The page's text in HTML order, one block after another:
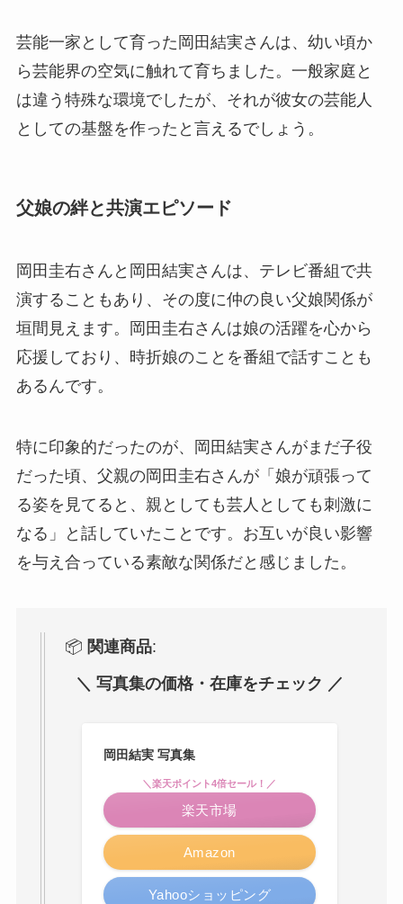
芸能一家として育った岡田結実さんは、幼い頃か
ら芸能界の空気に触れて育ちました。一般家庭と
は違う特殊な環境でしたが、それが彼女の芸能人
としての基盤を作ったと言えるでしょう。
父娘の絆と共演エピソード
岡田圭右さんと岡田結実さんは、テレビ番組で共
演することもあり、その度に仲の良い父娘関係が
垣間見えます。岡田圭右さんは娘の活躍を心から
応援しており、時折娘のことを番組で話すことも
あるんです。
特に印象的だったのが、岡田結実さんがまだ子役
だった頃、父親の岡田圭右さんが「娘が頑張って
る姿を見てると、親としても芸人としても刺激に
なる」と話していたことです。お互いが良い影響
を与え合っている素敵な関係だと感じました。
📦 関連商品:
＼ 写真集の価格・在庫をチェック ／
岡田結実 写真集
Amazon
＼楽天ポイント4倍セール！／
楽天市場
Yahooショッピング